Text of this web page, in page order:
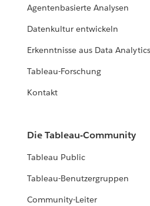
Agentenbasierte Analysen
Datenkultur entwickeln
Erkenntnisse aus Data Analytics
Tableau-Forschung
Kontakt
Die Tableau-Community
Tableau Public
Tableau-Benutzergruppen
Community-Leiter